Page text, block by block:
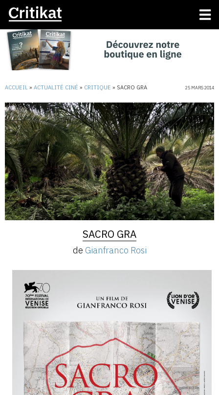
ACCUEIL » ACTUALITÉ CINÉ » CRITIQUE » SACRO GRA 25 MARS 2014
SACRO GRA
de Gianfranco Rosi